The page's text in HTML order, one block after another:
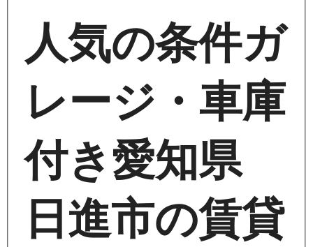
人気の条件ガ
レージ・車庫
付き愛知県
日進市の賃貸